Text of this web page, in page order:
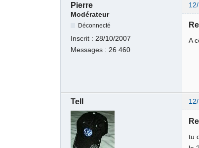
Pierre
Modérateur
Déconnecté
Inscrit :28/10/2007
Messages :26 460
A
Tell
tu